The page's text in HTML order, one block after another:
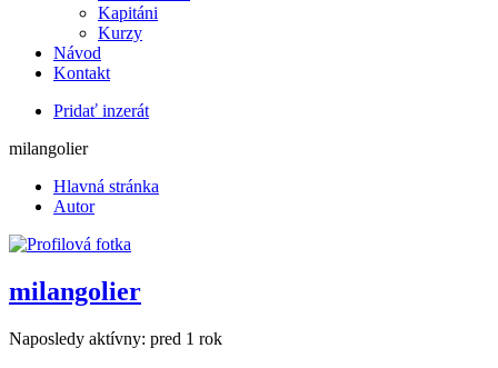
Kapitáni
Kurzy
Návod
Kontakt
Pridať inzerát
milangolier
Hlavná stránka
Autor
milangolier
Naposledy aktívny: pred 1 rok